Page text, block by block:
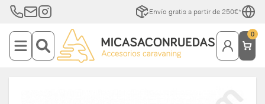
Envío gratis a partir de 250€*
0